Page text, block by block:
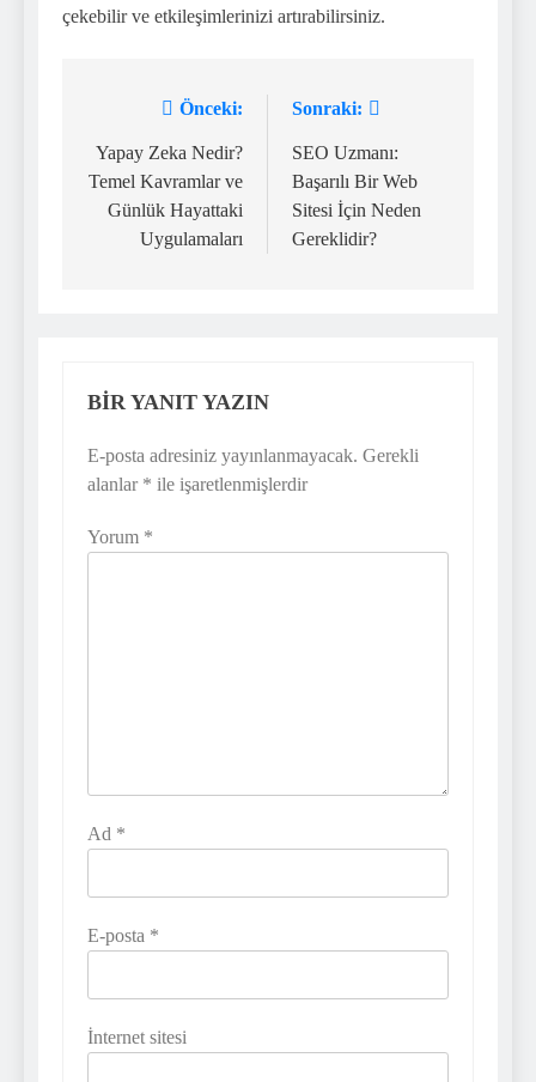
çekebilir ve etkileşimlerinizi artırabilirsiniz.
gezinmesi
Önceki:
Yapay Zeka Nedir?
Temel Kavramlar ve
Günlük Hayattaki
Uygulamaları
Sonraki:
SEO Uzmanı:
Başarılı Bir Web
Sitesi İçin Neden
Gereklidir?
BIR YANIT YAZIN
E-posta adresiniz yayınlanmayacak. Gerekli
alanlar * ile işaretlenmişlerdir
Yorum *
Ad *
E-posta *
İnternet sitesi